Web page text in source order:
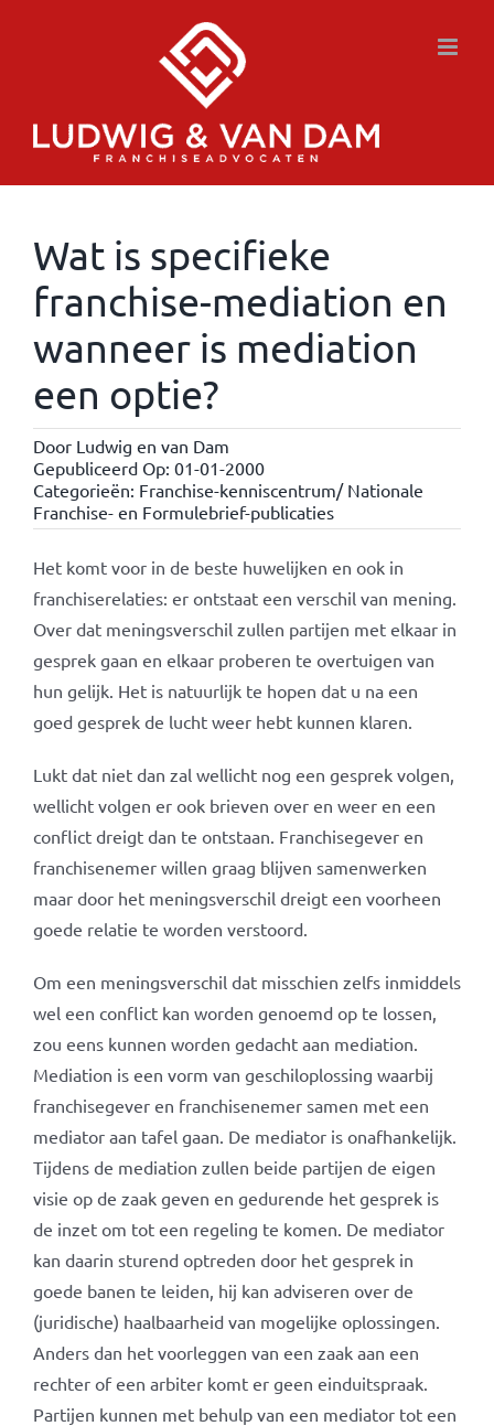
Wat is specifieke
franchise-mediation en
wanneer is mediation
een optie?
Door Ludwig en van Dam
Gepubliceerd Op: 01-01-2000
Categorieën: Franchise-kenniscentrum/ Nationale
Franchise- en Formulebrief-publicaties
Het komt voor in de beste huwelijken en ook in
franchiserelaties: er ontstaat een verschil van mening.
Over dat meningsverschil zullen partijen met elkaar in
gesprek gaan en elkaar proberen te overtuigen van
hun gelijk. Het is natuurlijk te hopen dat u na een
goed gesprek de lucht weer hebt kunnen klaren.
Lukt dat niet dan zal wellicht nog een gesprek volgen,
wellicht volgen er ook brieven over en weer en een
conflict dreigt dan te ontstaan. Franchisegever en
franchisenemer willen graag blijven samenwerken
maar door het meningsverschil dreigt een voorheen
goede relatie te worden verstoord.
Om een meningsverschil dat misschien zelfs inmiddels
wel een conflict kan worden genoemd op te lossen,
zou eens kunnen worden gedacht aan mediation.
Mediation is een vorm van geschiloplossing waarbij
franchisegever en franchisenemer samen met een
mediator aan tafel gaan. De mediator is onafhankelijk.
Tijdens de mediation zullen beide partijen de eigen
visie op de zaak geven en gedurende het gesprek is
de inzet om tot een regeling te komen. De mediator
kan daarin sturend optreden door het gesprek in
goede banen te leiden, hij kan adviseren over de
(juridische) haalbaarheid van mogelijke oplossingen.
Anders dan het voorleggen van een zaak aan een
rechter of een arbiter komt er geen einduitspraak.
Partijen kunnen met behulp van een mediator tot een